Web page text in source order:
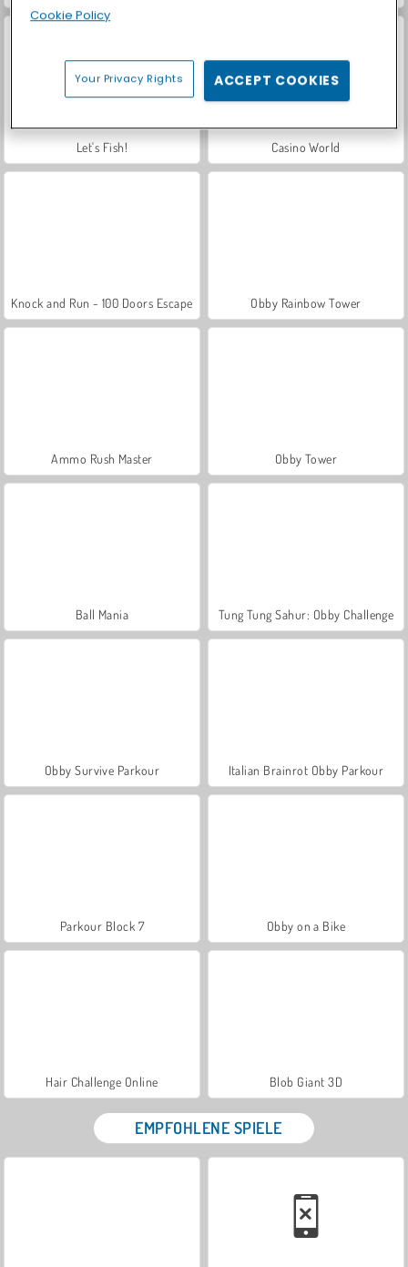
Let's Fish! Casino World
Knock and Run - 100 Doors Escape Obby Rainbow Tower
Ammo Rush Master Obby Tower
Ball Mania Tung Tung Sahur: Obby Challenge
Obby Survive Parkour Italian Brainrot Obby Parkour
Parkour Block 7 Obby on a Bike
Hair Challenge Online Blob Giant 3D
EMPFOHLENE SPIELE
Cookie Policy
Your Privacy Rights ACCEPT COOKIES